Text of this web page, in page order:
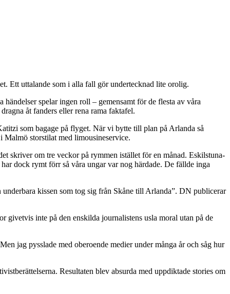
Ett uttalande som i alla fall gör undertecknad lite orolig.
spelar ingen roll – gemensamt för de flesta av våra
åt fanders eller rena rama faktafel.
som bagage på flyget. När vi bytte till plan på Arlanda så
Malmö storstilat med limousineservice.
skriver om tre veckor på rymmen istället för en månad. Eskilstuna-
dock rymt förr så våra ungar var nog härdade. De fällde inga
kissen som tog sig från Skåne till Arlanda”. DN publicerar
givetvis inte på den enskilda journalistens usla moral utan på de
jag pysslade med oberoende medier under många år och såg hur
Resultaten blev absurda med uppdiktade stories om